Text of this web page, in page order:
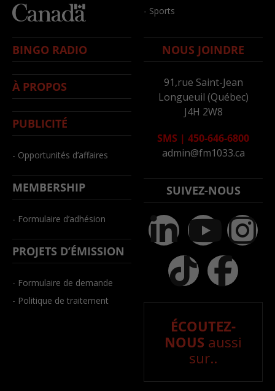
- Sports
BINGO RADIO
À PROPOS
PUBLICITÉ
- Opportunités d’affaires
MEMBERSHIP
- Formulaire d’adhésion
PROJETS D’ÉMISSION
- Formulaire de demande
- Politique de traitement
NOUS JOINDRE
91,rue Saint-Jean
Longueuil (Québec)
J4H 2W8
SMS | 450-646-6800
admin@fm1033.ca
SUIVEZ-NOUS
ÉCOUTEZ-
NOUS aussi
sur..